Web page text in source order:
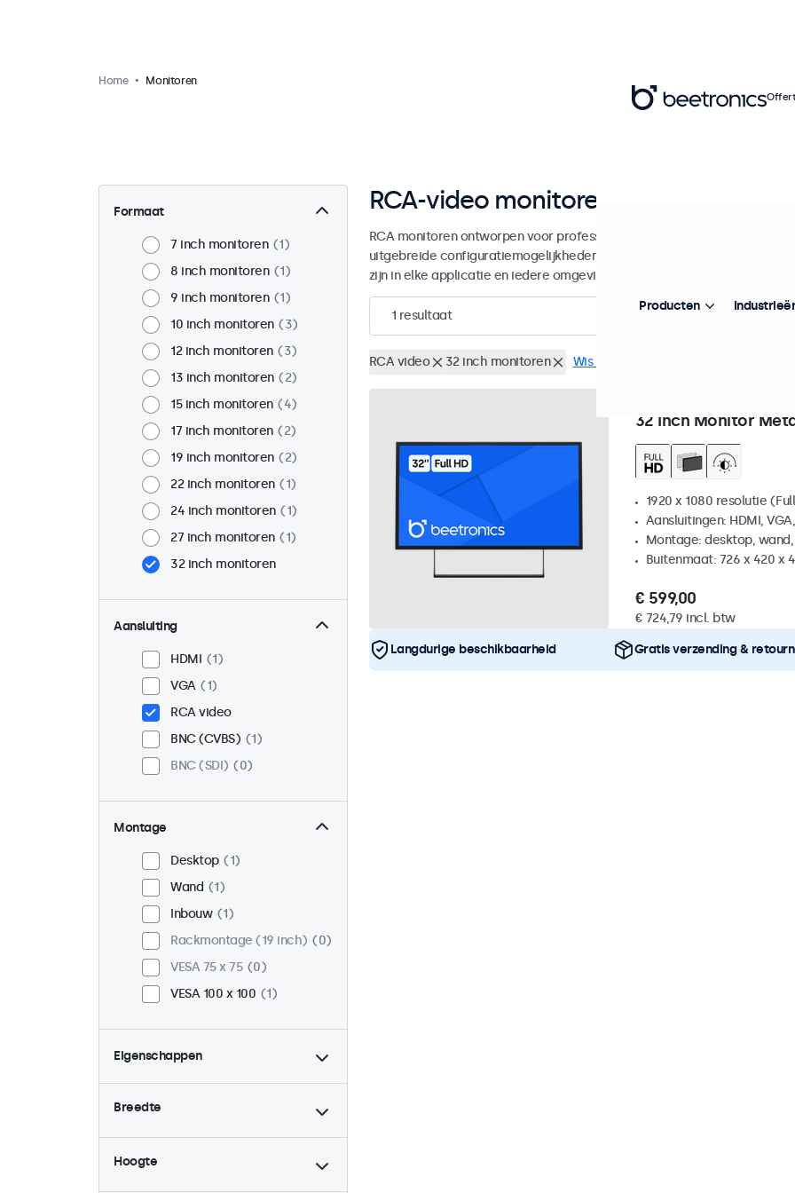
Home Monitoren
Formaat
7 inch monitoren
1
8 inch monitoren
1
9 inch monitoren
1
10 inch monitoren
3
12 inch monitoren
3
13 inch monitoren
2
15 inch monitoren
4
17 inch monitoren
2
19 inch monitoren
2
22 inch monitoren
1
24 inch monitoren
1
27 inch monitoren
1
32 inch monitoren
Aansluiting
HDMI
1
VGA
1
RCA video
BNC (CVBS)
1
BNC (SDI)
0
Montage
Desktop
1
Wand
1
Inbouw
1
Rackmontage (19 inch)
0
VESA 75 x 75
0
VESA 100 x 100
1
Eigenschappen
4:3 / 5:4
0
Dimbaar
1
Continu gebruik (24/7)
1
Breedte
Hoogte
RCA-video monitoren van 7 tot 32
RCA monitoren ontworpen voor professionele toepassingen en continu
uitgebreide configuratiemogelijkheden en veelzijdige montageopties,
zijn in elke applicatie en iedere omgeving.
1 resultaat
RCA video 32 inch monitoren Wis alle filters
32 Inch Monitor
1920 x 1080 resolutie
Aansluitingen: HDMI,
Montage: desktop,
Buitenmaat: 726 x 420 x
€ 599,00
€ 724,79 incl. btw
Langdurige beschikbaarheid Gratis verzending &
Producten